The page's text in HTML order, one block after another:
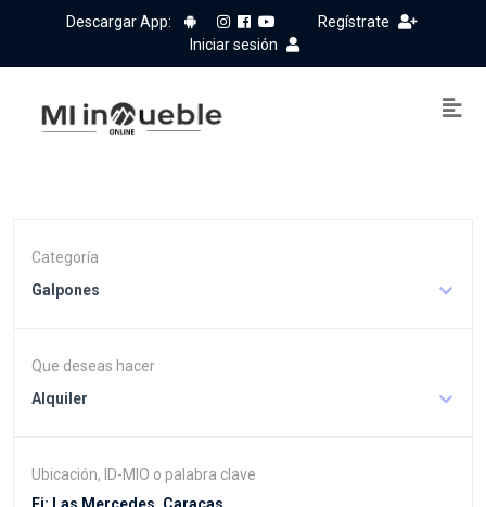
Descargar App:
Regístrate
Iniciar sesión
Categoría
Galpones
Que deseas hacer
Alquiler
Ubicación, ID-MIO o palabra clave